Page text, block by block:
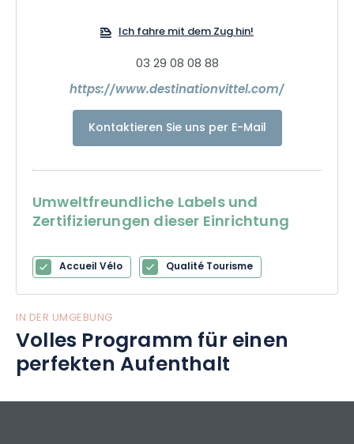
Ich fahre mit dem Zug hin!
03 29 08 08 88
https://www.destinationvittel.com/
Kontaktieren Sie uns per E-Mail
Umweltfreundliche Labels und
Zertifizierungen dieser Einrichtung
Accueil Vélo Qualité Tourisme
IN DER UMGEBUNG
Volles Programm für einen
perfekten Aufenthalt